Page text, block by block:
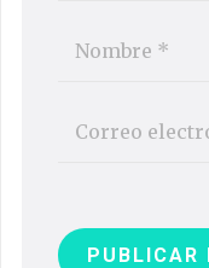
PUBLICAR